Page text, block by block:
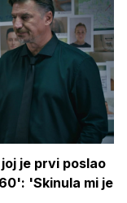
je prvi poslao
'Skinula mi je